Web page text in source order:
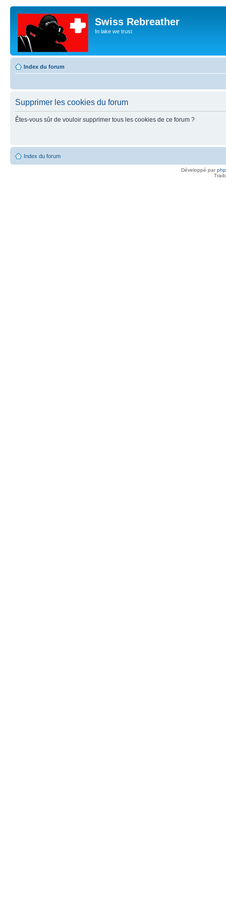
Swiss Rebreather
In lake we trust
Index du forum
Supprimer les cookies du forum
Êtes-vous sûr de vouloir supprimer tous les cookies de ce forum ?
Index du forum
Développé par